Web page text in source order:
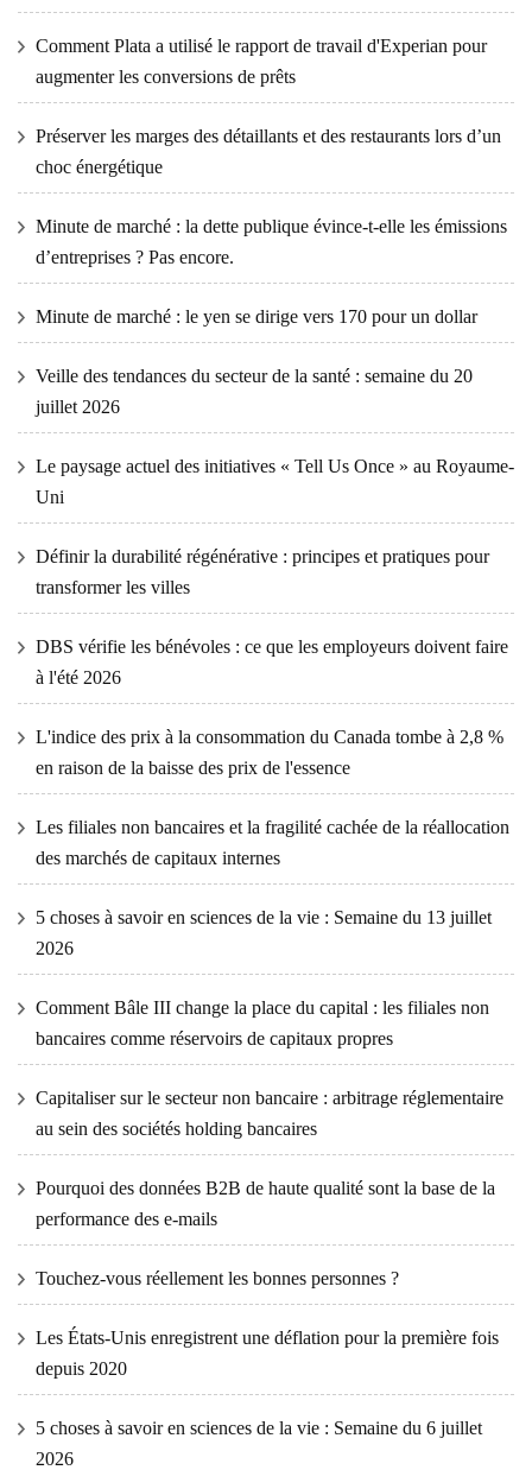
Comment Plata a utilisé le rapport de travail d'Experian pour
augmenter les conversions de prêts
Préserver les marges des détaillants et des restaurants lors d’un
choc énergétique
Minute de marché : la dette publique évince-t-elle les émissions
d’entreprises ? Pas encore.
Minute de marché : le yen se dirige vers 170 pour un dollar
Veille des tendances du secteur de la santé : semaine du 20
juillet 2026
Le paysage actuel des initiatives « Tell Us Once » au Royaume-
Uni
Définir la durabilité régénérative : principes et pratiques pour
transformer les villes
DBS vérifie les bénévoles : ce que les employeurs doivent faire
à l'été 2026
L'indice des prix à la consommation du Canada tombe à 2,8 %
en raison de la baisse des prix de l'essence
Les filiales non bancaires et la fragilité cachée de la réallocation
des marchés de capitaux internes
5 choses à savoir en sciences de la vie : Semaine du 13 juillet
2026
Comment Bâle III change la place du capital : les filiales non
bancaires comme réservoirs de capitaux propres
Capitaliser sur le secteur non bancaire : arbitrage réglementaire
au sein des sociétés holding bancaires
Pourquoi des données B2B de haute qualité sont la base de la
performance des e-mails
Touchez-vous réellement les bonnes personnes ?
Les États-Unis enregistrent une déflation pour la première fois
depuis 2020
5 choses à savoir en sciences de la vie : Semaine du 6 juillet
2026